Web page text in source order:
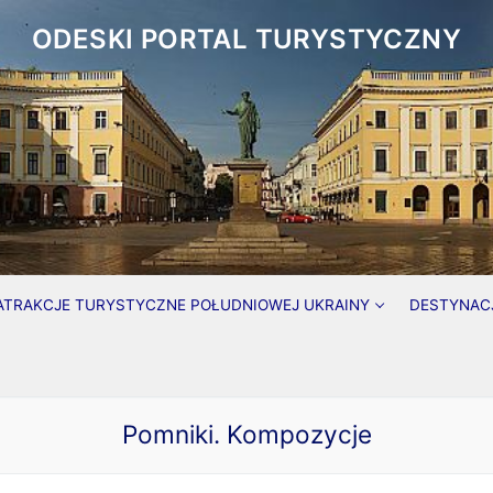
ODESKI PORTAL TURYSTYCZNY
TURYSTYCZNE POŁUDNIOWEJ UKRAINY
Pomniki. Kompozycje